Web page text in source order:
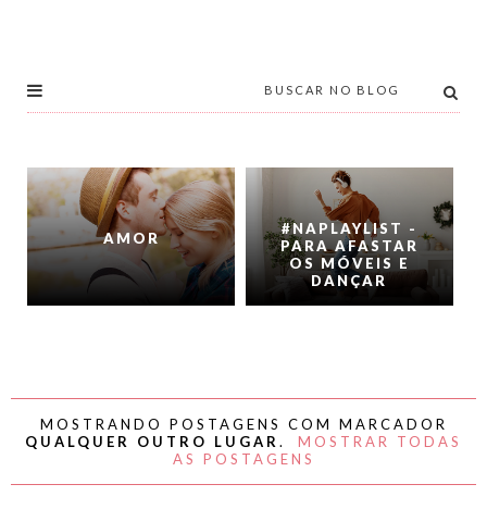
AMOR
#NAPLAYLIST -
PARA AFASTAR
OS MÓVEIS E
DANÇAR
MOSTRANDO POSTAGENS COM MARCADOR
QUALQUER OUTRO LUGAR .
MOSTRAR TODAS
AS POSTAGENS